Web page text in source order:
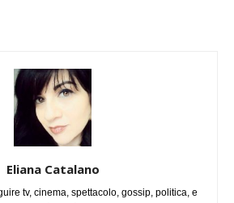
Eliana Catalano
tv, cinema, spettacolo, gossip, politica, e